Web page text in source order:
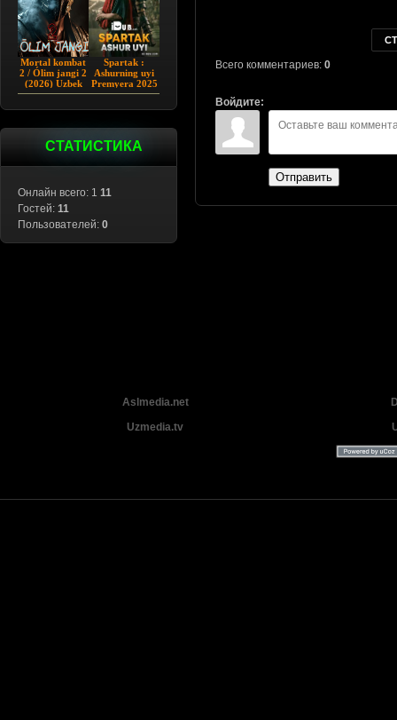
Mortal kombat
2 / Ólim jangi 2
(2026) Uzbek
tilida
Spartak :
Ashurning uyi
Premyera 2025
Barcha qismlar
СТАТИСТИКА
Онлайн всего: 1 11
Гостей: 11
Пользователей: 0
Всего комментариев: 0
Войдите:
Отправить
Aslmedia.net
Uzmedia.tv